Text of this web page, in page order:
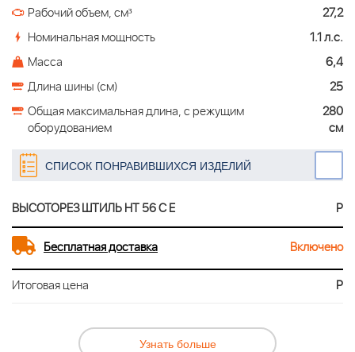
Рабочий объем, см³
27,2
Номинальная мощность
1.1 л.с.
Масса
6,4
Длина шины (см)
25
Общая максимальная длина, c режущим
оборудованием
280
см
СПИСОК ПОНРАВИВШИХСЯ ИЗДЕЛИЙ
ВЫСОТОРЕЗ ШТИЛЬ HT 56 С Е Р
Бесплатная доставка Включено
Итоговая цена Р
Узнать больше